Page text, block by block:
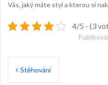
Vás, jaký máte styl a kterou si
4/5 - (3
Navigace
Stěhování